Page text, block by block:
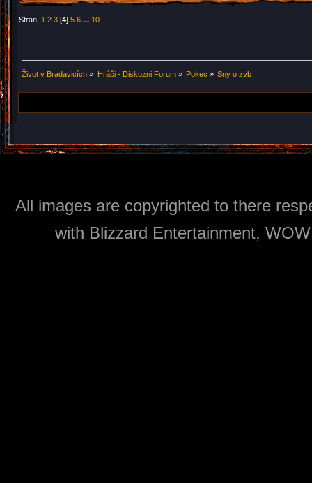
Stran: 1 2 3 [4]5 6 ... 10
Život v Bradavicích » Hráči - Diskuzni Forum» Pokec » Sny o zvb
All images are copyrighted to there
with Blizzard Entertainment,